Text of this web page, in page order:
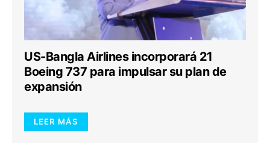
US-Bangla Airlines incorporará 21
Boeing 737 para impulsar su plan de
expansión
LEER MÁS